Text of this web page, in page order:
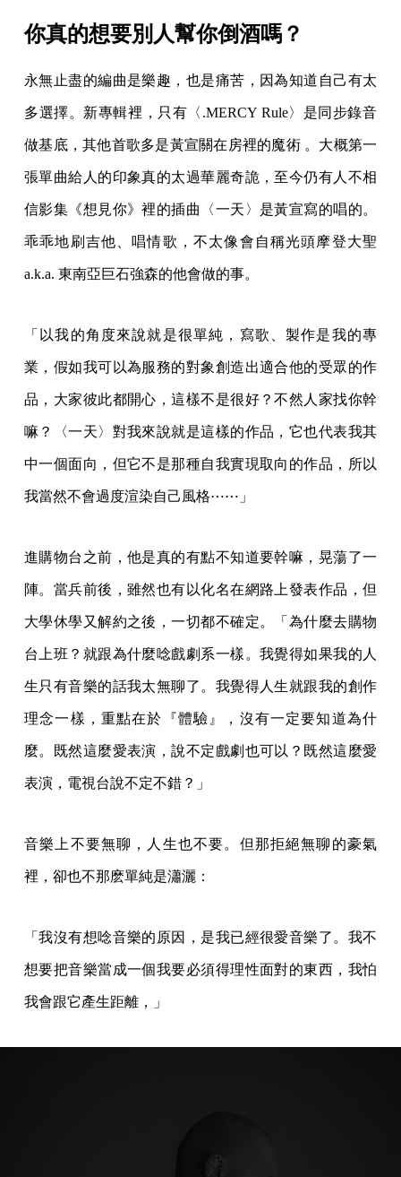
你真的想要別人幫你倒酒嗎？
永無止盡的編曲是樂趣，也是痛苦，因為知道自己有太
多選擇。新專輯裡，只有〈.MERCY Rule〉是同步錄音
做基底，其他首歌多是黃宣關在房裡的魔術 。大概第一
張單曲給人的印象真的太過華麗奇詭，至今仍有人不相
信影集《想見你》裡的插曲〈一天〉是黃宣寫的唱的。
乖乖地刷吉他、唱情歌，不太像會自稱光頭摩登大聖
a.k.a. 東南亞巨石強森的他會做的事。
「以我的角度來說就是很單純，寫歌、製作是我的專
業，假如我可以為服務的對象創造出適合他的受眾的作
品，大家彼此都開心，這樣不是很好？不然人家找你幹
嘛？〈一天〉對我來說就是這樣的作品，它也代表我其
中一個面向，但它不是那種自我實現取向的作品，所以
我當然不會過度渲染自己風格⋯⋯」
進購物台之前，他是真的有點不知道要幹嘛，晃蕩了一
陣。當兵前後，雖然也有以化名在網路上發表作品，但
大學休學又解約之後，一切都不確定。「為什麼去購物
台上班？就跟為什麼唸戲劇系一樣。我覺得如果我的人
生只有音樂的話我太無聊了。我覺得人生就跟我的創作
理念一樣，重點在於『體驗』，沒有一定要知道為什
麼。既然這麼愛表演，說不定戲劇也可以？既然這麼愛
表演，電視台說不定不錯？」
音樂上不要無聊，人生也不要。但那拒絕無聊的豪氣
裡，卻也不那麽單純是瀟灑：
「我沒有想唸音樂的原因，是我已經很愛音樂了。我不
想要把音樂當成一個我要必須得理性面對的東西，我怕
我會跟它產生距離，」